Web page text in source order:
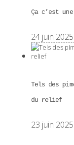
Ça c’est
24 juin 2025
Tels des
du relief
23 juin 2025